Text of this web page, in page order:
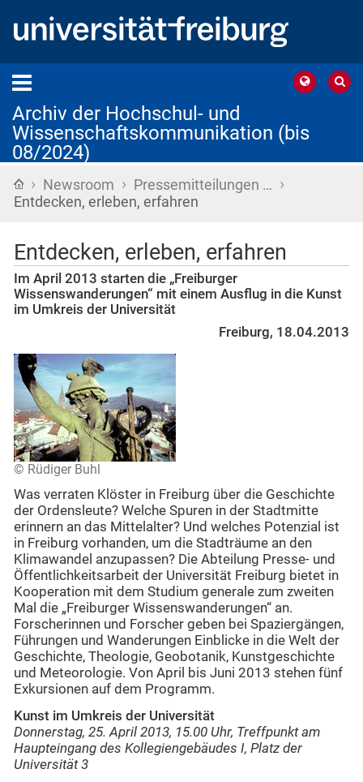
Archiv der Hochschul- und
Wissenschaftskommunikation (bis
08/2024)
Startseite
› Newsroom › Pressemitteilungen … ›
Entdecken, erleben, erfahren
Entdecken, erleben, erfahren
Im April 2013 starten die „Freiburger
Wissenswanderungen“ mit einem Ausflug in die Kunst
im Umkreis der Universität
Freiburg, 18.04.2013
© Rüdiger Buhl
Was verraten Klöster in Freiburg über die Geschichte
der Ordensleute? Welche Spuren in der Stadtmitte
erinnern an das Mittelalter? Und welches Potenzial ist
in Freiburg vorhanden, um die Stadträume an den
Klimawandel anzupassen? Die Abteilung Presse- und
Öffentlichkeitsarbeit der Universität Freiburg bietet in
Kooperation mit dem Studium generale zum zweiten
Mal die „Freiburger Wissenswanderungen“ an.
Forscherinnen und Forscher geben bei Spaziergängen,
Führungen und Wanderungen Einblicke in die Welt der
Geschichte, Theologie, Geobotanik, Kunstgeschichte
und Meteorologie. Von April bis Juni 2013 stehen fünf
Exkursionen auf dem Programm.
Kunst im Umkreis der Universität
Donnerstag, 25. April 2013, 15.00 Uhr, Treffpunkt am
Haupteingang des Kollegiengebäudes I, Platz der
Universität 3